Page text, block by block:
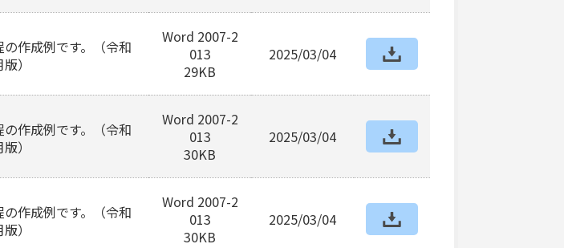
作成例です。（令和
）
Word 2007-2
013
29KB
2025/03/04
作成例です。（令和
）
Word 2007-2
013
30KB
2025/03/04
作成例です。（令和
）
Word 2007-2
013
30KB
2025/03/04